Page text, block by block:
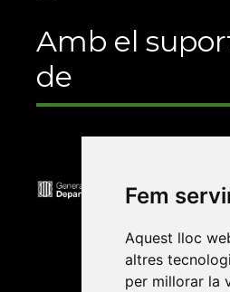
Fem
Aquest lloc
altres
per millorar la
Amb el
de